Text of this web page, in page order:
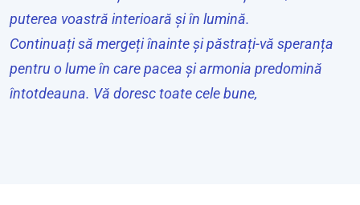
puterea voastră interioară și în lumină.
Continuați să mergeți înainte și păstrați-vă speranța
pentru o lume în care pacea și armonia predomină
întotdeauna. Vă doresc toate cele bune,